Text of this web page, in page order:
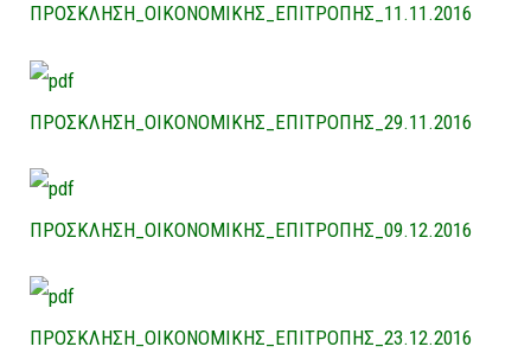
ΠΡΟΣΚΛΗΣΗ_ΟΙΚΟΝΟΜΙΚΗΣ_ΕΠΙΤΡΟΠΗΣ_11.11.2016
ΠΡΟΣΚΛΗΣΗ_ΟΙΚΟΝΟΜΙΚΗΣ_ΕΠΙΤΡΟΠΗΣ_29.11.2016
ΠΡΟΣΚΛΗΣΗ_ΟΙΚΟΝΟΜΙΚΗΣ_ΕΠΙΤΡΟΠΗΣ_09.12.2016
ΠΡΟΣΚΛΗΣΗ_ΟΙΚΟΝΟΜΙΚΗΣ_ΕΠΙΤΡΟΠΗΣ_23.12.2016